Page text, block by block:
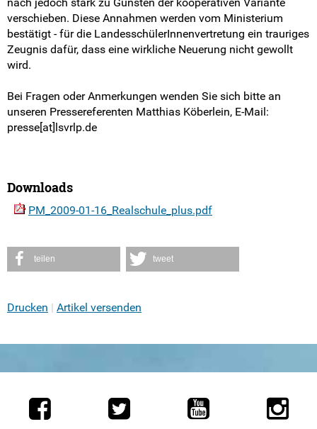
nach jedoch stark zu Gunsten der kooperativen Variante
verschieben. Diese Annahmen werden vom Ministerium
bestätigt - für die LandesschülerInnenvertretung ein trauriges
Zeugnis dafür, dass eine wirkliche Neuerung nicht gewollt
wird.
Bei Fragen oder Anmerkungen wenden Sie sich bitte an
unseren Pressereferenten Matthias Köberlein, E-Mail:
presse[at]lsvrlp.de
Downloads
PM_2009-01-16_Realschule_plus.pdf
teilen tweet
Drucken Artikel versenden